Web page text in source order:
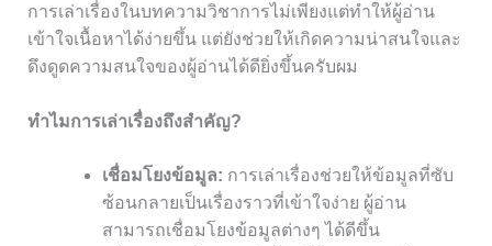
การเล่าเรื่องในบทความวิชาการไม่เพียงแต่ทำให้ผู้อ่าน
เข้าใจเนื้อหาได้ง่ายขึ้น แต่ยังช่วยให้เกิดความน่าสนใจและ
ดึงดูดความสนใจของผู้อ่านได้ดียิ่งขึ้นครับผม
ทำไมการเล่าเรื่องถึงสำคัญ?
เชื่อมโยงข้อมูล: การเล่าเรื่องช่วยให้ข้อมูลที่ซับ
ซ้อนกลายเป็นเรื่องราวที่เข้าใจง่าย ผู้อ่าน
สามารถเชื่อมโยงข้อมูลต่างๆ ได้ดีขึ้น